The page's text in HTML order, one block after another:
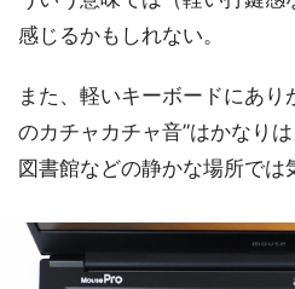
感じるかもしれない。
また、軽いキーボードにあり
のカチャカチャ音”はかなり
図書館などの静かな場所では